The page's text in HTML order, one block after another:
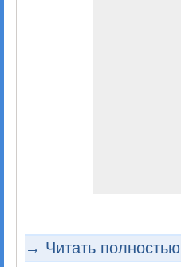
→ Читать полностью